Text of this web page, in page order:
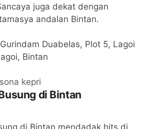
juga dekat dengan
andalan Bintan.
Duabelas, Plot 5, Lagoi
Bintan
kepri
di Bintan